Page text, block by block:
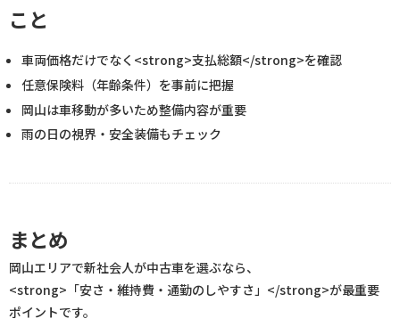
こと
車両価格だけでなく<strong>支払総額</strong>を確認
任意保険料（年齢条件）を事前に把握
岡山は車移動が多いため整備内容が重要
雨の日の視界・安全装備もチェック
まとめ
岡山エリアで新社会人が中古車を選ぶなら、
<strong>「安さ・維持費・通勤のしやすさ」</strong>が最重要
ポイントです。